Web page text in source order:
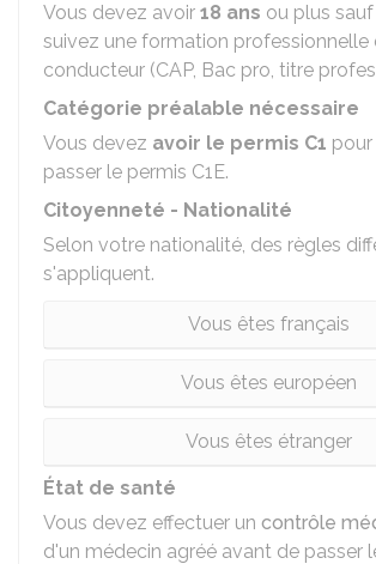
Vous devez avoir 18 ans ou plus
suivez une formation professionnelle
conducteur (CAP, Bac pro, titre
Catégorie préalable nécessaire
Vous devez avoir le permis C1
passer le permis C1E.
Citoyenneté - Nationalité
Selon votre nationalité, des règles
s'appliquent.
Vous êtes français
Vous êtes européen
Vous êtes étranger
État de santé
Vous devez effectuer un contrôle
d'un médecin agréé avant de passer